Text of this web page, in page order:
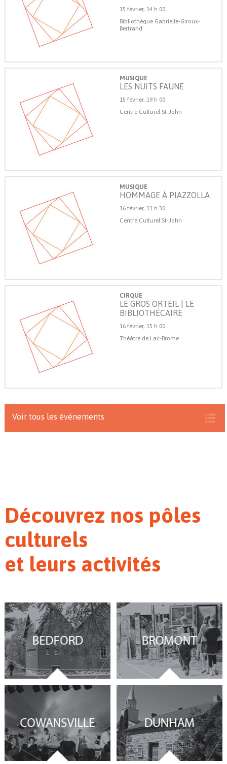
15 février, 14 h 00
Bibliothèque Gabrielle-Giroux-
Bertrand
MUSIQUE
LES NUITS FAUNE
15 février, 19 h 00
Centre Culturel St-John
MUSIQUE
HOMMAGE À PIAZZOLLA
16 février, 11 h 30
Centre Culturel St-John
CIRQUE
LE GROS ORTEIL | LE
BIBLIOTHÉCAIRE
16 février, 15 h 00
Théâtre de Lac-Brome
Voir tous les événements
Découvrez nos pôles
culturels
et leurs activités